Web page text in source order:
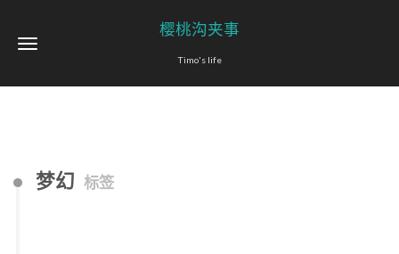
樱桃沟夹事
Timo's life
梦幻 标签